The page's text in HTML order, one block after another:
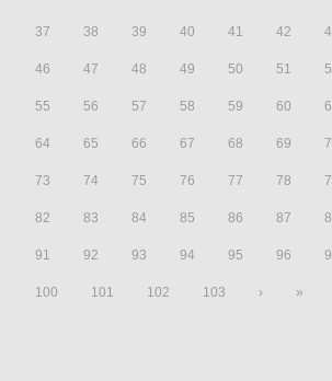
37 38 39 40 41 42
46 47 48 49 50 51
55 56 57 58 59 60
64 65 66 67 68 69
73 74 75 76 77 78
82 83 84 85 86 87
91 92 93 94 95 96
100 101 102 103 › »